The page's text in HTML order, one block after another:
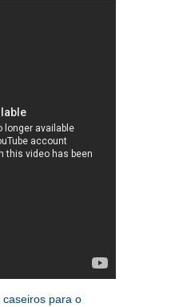
caseiros para o